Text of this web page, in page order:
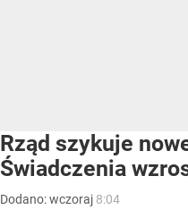
Rząd szykuje
Świadczenia
Dodano:wczoraj 8:04